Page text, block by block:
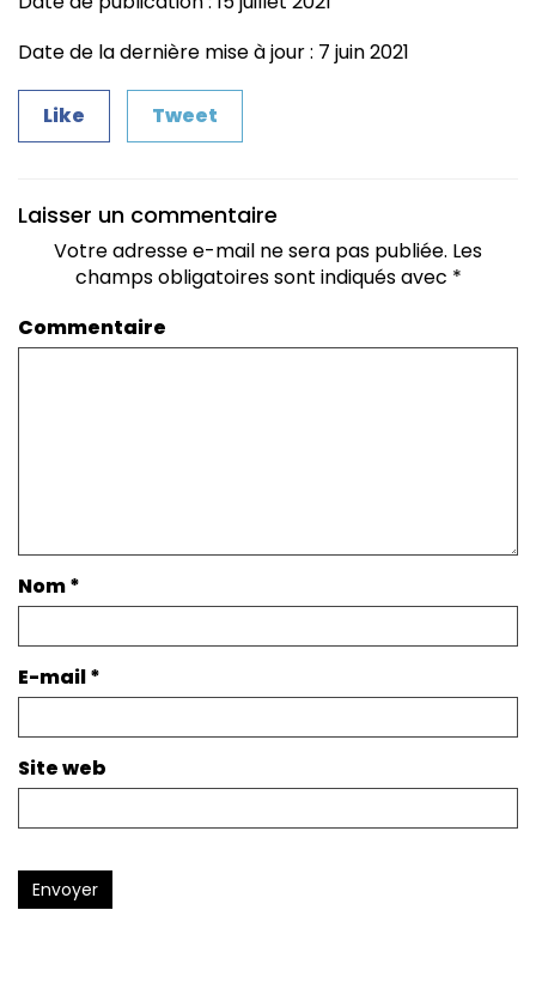
Date de la dernière mise à jour : 7 juin 2021
Like Tweet
Laisser un commentaire
Votre adresse e-mail ne sera pas publiée. Les
champs obligatoires sont indiqués avec *
Commentaire
Nom*
E-mail*
Site web
Envoyer